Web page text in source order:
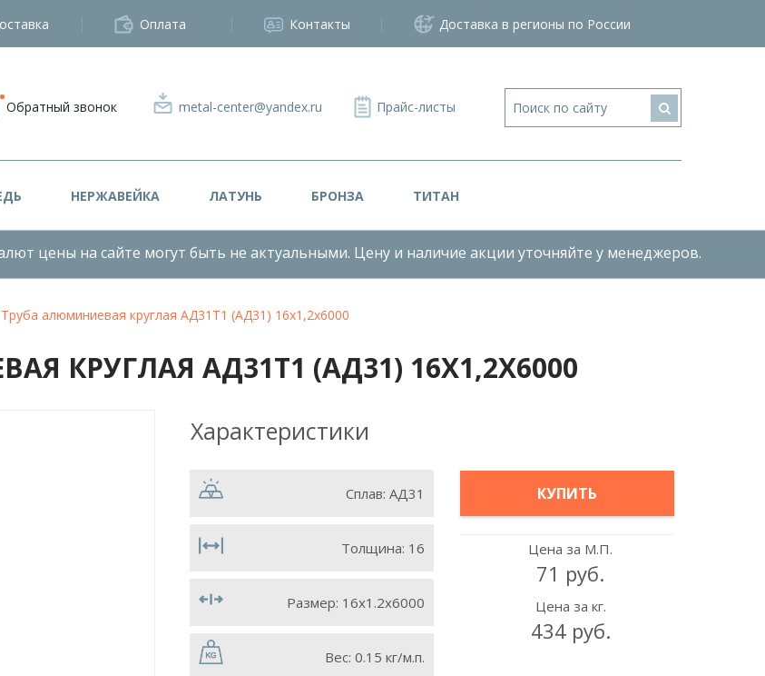
Оплата Контакты Доставка в регионы по России
Обратный звонок metal-center@yandex.ru Прайс-листы
НЕРЖАВЕЙКА ЛАТУНЬ БРОНЗА ТИТАН
цены на сайте могут быть не актуальными. Цену и наличие акции уточняйте у менеджеров.
Труба алюминиевая круглая АД31Т1 (АД31) 16х1,2х6000
КРУГЛАЯ АД31Т1 (АД31) 16Х1,2Х6000
Характеристики
Сплав:АД31
Толщина: 16
Размер: 16х1.2х6000
Вес:0.15 кг/м.п.
КУПИТЬ
Цена за М.П.
71 руб.
Цена за кг.
434 руб.